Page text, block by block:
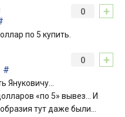
+
0
по 5 купить.
+
0
#
Януковичу…
«по 5» вывез… И
тут даже были…